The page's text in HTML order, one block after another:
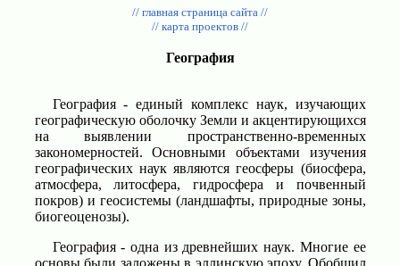
// главная страница сайта //
// карта проектов //
География
География - единый комплекс наук, изучающих
географическую оболочку Земли и акцентирующихся
на выявлении пространственно-временных
закономерностей. Основными объектами изучения
географических наук являются геосферы (биосфера,
атмосфера, литосфера, гидросфера и почвенный
покров) и геосистемы (ландшафты, природные зоны,
биогеоценозы).
География - одна из древнейших наук. Многие ее
основы были заложены в эллинскую эпоху. Обобщил